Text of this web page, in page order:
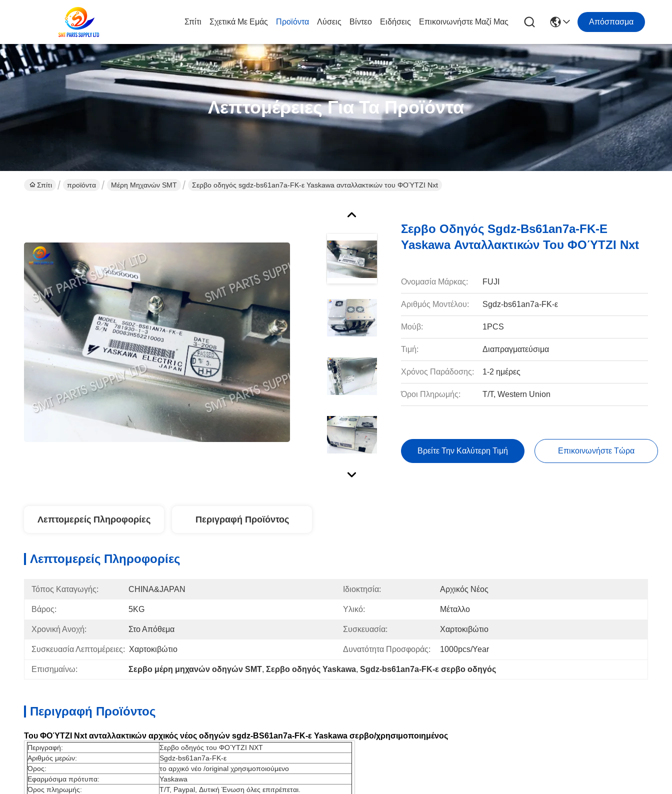
Σπίτι Σχετικά Με Εμάς Προϊόντα Λύσεις Βίντεο Ειδήσεις Επικοινωνήστε Μαζί Μας Απόσπασμα
Λεπτομέρειες Για Τα Προϊόντα
Σπίτι προϊόντα Μέρη Μηχανών SMT Σερβο οδηγός sgdz-bs61an7a-FK-ε Yaskawa ανταλλακτικών του ΦΟΎΤΖΙ Nxt
Σερβο Οδηγός Sgdz-Bs61an7a-FK-Ε
Yaskawa Ανταλλακτικών Του ΦΟΎΤΖΙ Nxt
Ονομασία Μάρκας: FUJI
Αριθμός Μοντέλου: Sgdz-bs61an7a-FK-ε
Μούβ: 1PCS
Τιμή: Διαπραγματεύσιμα
Χρόνος Παράδοσης: 1-2 ημέρες
Όροι Πληρωμής: T/T, Western Union
Βρείτε Την Καλύτερη Τιμή Επικοινωνήστε Τώρα
Λεπτομερείς Πληροφορίες Περιγραφή Προϊόντος
Λεπτομερείς Πληροφορίες
Τόπος Καταγωγής: CHINA&JAPAN Ιδιοκτησία: Αρχικός Νέος
Βάρος: 5KG Υλικό: Μέταλλο
Χρονική Ανοχή: Στο Απόθεμα Συσκευασία: Χαρτοκιβώτιο
Συσκευασία Λεπτομέρειες: Χαρτοκιβώτιο Δυνατότητα Προσφοράς: 1000pcs/year
Επισημαίνω: Σερβο μέρη μηχανών οδηγών SMT, Σερβο οδηγός Yaskawa, Sgdz-bs61an7a-FK-ε σερβο οδηγός
Περιγραφή Προϊόντος
Του ΦΟΎΤΖΙ Nxt ανταλλακτικών αρχικός νέος οδηγών sgdz-BS61an7a-FK-ε Yaskawa σερβο/χρησιμοποιημένος
Περιγραφή:
Σερβο οδηγός του ΦΟΎΤΖΙ NXT
Αριθμός μερών:
Sgdz-bs61an7a-FK-ε
Όρος:
το αρχικό νέο /original χρησιμοποιούμενο
Εφαρμόσιμα πρότυπα:
Yaskawa
Όρος πληρωμής:
T/T, Paypal, Δυτική Ένωση όλες επιτρέπεται.